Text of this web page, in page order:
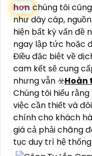
chuyên gia có
và hệ thống an
Phát thực hiện các
hệ thống camera
hoạt động tốt nhất
hoặc cửa hàng của
Dịch vụ bảo trì
kiểm tra các bộ
ống kính, cảm biến
hơnchúng tôi
như dây cáp,
hiện bất kỳ vấn đề
ngay lập tức hoặc